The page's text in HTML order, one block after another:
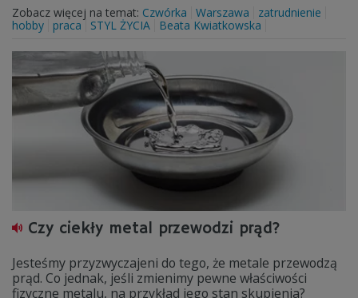
Zobacz więcej na temat: Czwórka Warszawa
zatrudnienie
hobby
praca STYL ŻYCIA Beata Kwiatkowska
Czy ciekły metal przewodzi prąd?
Jesteśmy przyzwyczajeni do tego, że metale przewodzą
prąd. Co jednak, jeśli zmienimy pewne właściwości
fizyczne metalu, na przykład jego stan skupienia?